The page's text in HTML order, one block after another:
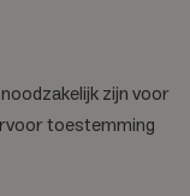
zijn voor
toestemming